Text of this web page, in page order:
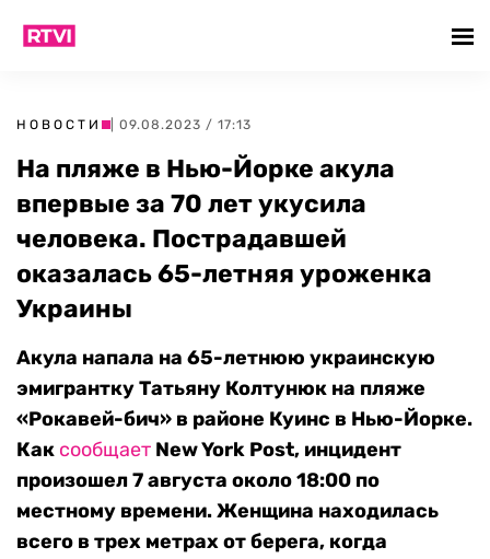
НОВОСТИ | 09.08.2023 / 17:13
На пляже в Нью-Йорке акула
впервые за 70 лет укусила
человека. Пострадавшей
оказалась 65-летняя уроженка
Украины
Акула напала на 65-летнюю украинскую
эмигрантку Татьяну Колтунюк на пляже
«Рокавей-бич» в районе Куинс в Нью-Йорке.
Как сообщает New York Post, инцидент
произошел 7 августа около 18:00 по
местному времени. Женщина находилась
всего в трех метрах от берега, когда